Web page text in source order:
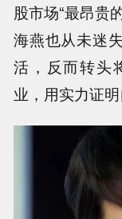
股市场“最昂贵
海燕也从未迷
活，反而转头
业，用实力证明